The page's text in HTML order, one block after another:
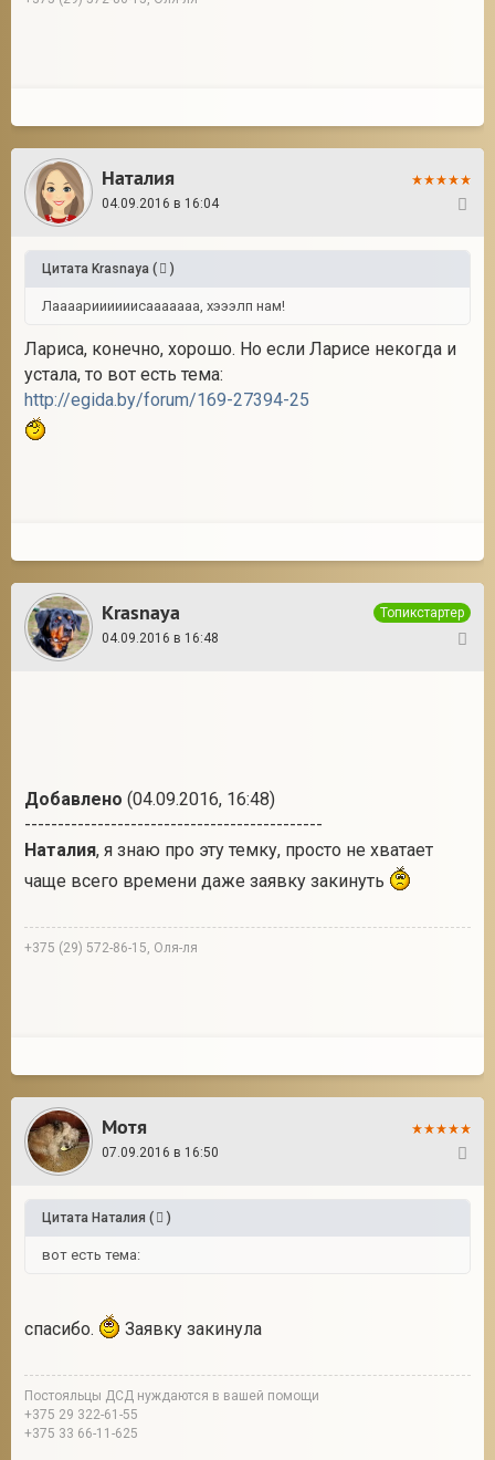
Наталия
04.09.2016 в 16:04
Цитата Krasnaya ( )
Лаааариииииисааааааа, хэээлп нам!
Лариса, конечно, хорошо. Но если Ларисе некогда и
устала, то вот есть тема:
http://egida.by/forum/169-27394-25
Krasnaya
Топикстартер
04.09.2016 в 16:48
Добавлено (04.09.2016, 16:48)
---------------------------------------------
Наталия, я знаю про эту темку, просто не хватает
чаще всего времени даже заявку закинуть
+375 (29) 572-86-15, Оля-ля
Мотя
07.09.2016 в 16:50
Цитата Наталия ( )
вот есть тема:
спасибо. Заявку закинула
Постояльцы ДСД нуждаются в вашей помощи
+375 29 322-61-55
+375 33 66-11-625